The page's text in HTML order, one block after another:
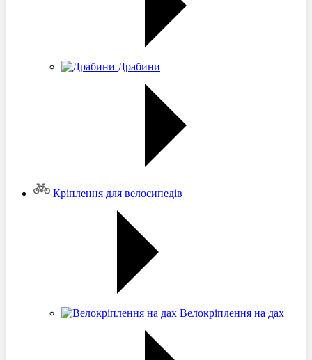
Драбини
Кріплення для велосипедів
Велокріплення на дах